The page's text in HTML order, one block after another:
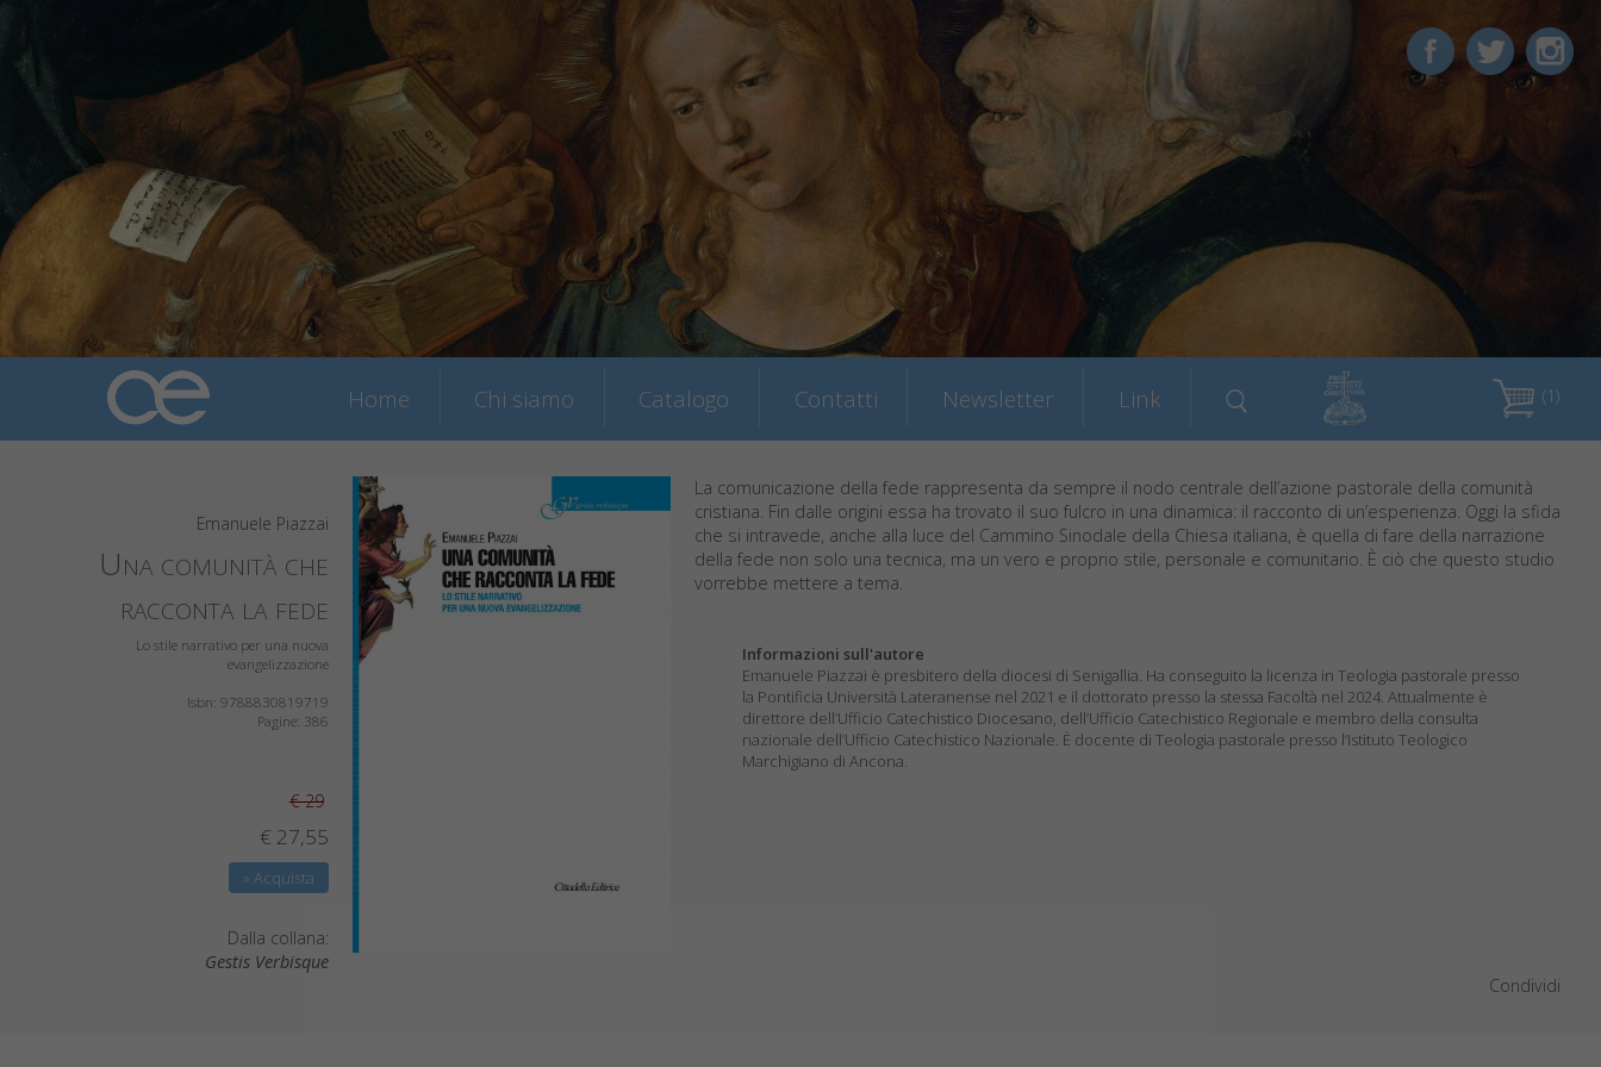
Home Chi siamo Catalogo Contatti Newsletter Link (1)
Emanuele Piazzai
Una comunità che
racconta la fede
Lo stile narrativo per una nuova
evangelizzazione
Isbn: 9788830819719
Pagine: 386
€ 29
€ 27,55
» Acquista
Dalla collana:
Gestis Verbisque
La comunicazione della fede rappresenta da sempre il nodo centrale dell’azione pastorale della comunità
cristiana. Fin dalle origini essa ha trovato il suo fulcro in una dinamica: il racconto di un’esperienza. Oggi la sfida
che si intravede, anche alla luce del Cammino Sinodale della Chiesa italiana, è quella di fare della narrazione
della fede non solo una tecnica, ma un vero e proprio stile, personale e comunitario. È ciò che questo studio
vorrebbe mettere a tema.
Informazioni sull'autore
Emanuele Piazzai è presbitero della diocesi di Senigallia. Ha conseguito la licenza in Teologia pastorale presso
la Pontificia Università Lateranense nel 2021 e il dottorato presso la stessa Facoltà nel 2024. Attualmente è
direttore dell’Ufficio Catechistico Diocesano, dell’Ufficio Catechistico Regionale e membro della consulta
nazionale dell’Ufficio Catechistico Nazionale. È docente di Teologia pastorale presso l’Istituto Teologico
Marchigiano di Ancona.
Condividi